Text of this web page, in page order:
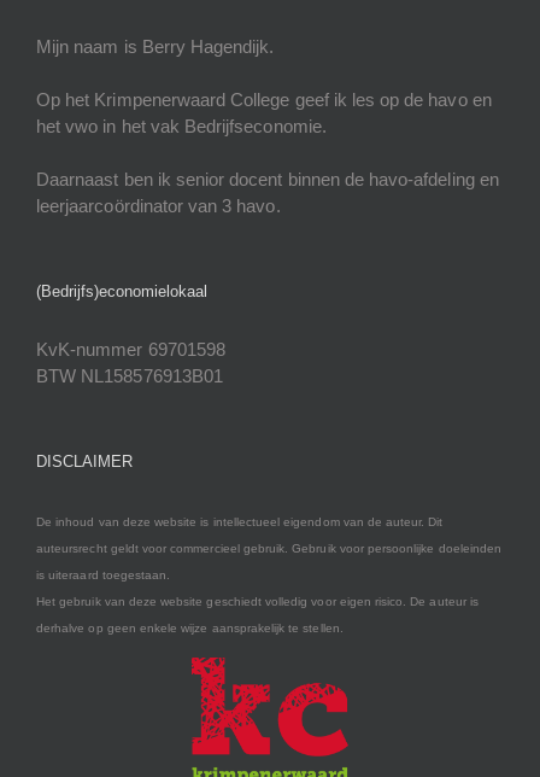
Mijn naam is Berry Hagendijk.
Op het Krimpenerwaard College geef ik les op de havo en
het vwo in het vak Bedrijfseconomie.
Daarnaast ben ik senior docent binnen de havo-afdeling en
leerjaarcoördinator van 3 havo.
(Bedrijfs)economielokaal
KvK-nummer 69701598
BTW NL158576913B01
DISCLAIMER
De inhoud van deze website is intellectueel eigendom van de auteur. Dit
auteursrecht geldt voor commercieel gebruik. Gebruik voor persoonlijke doeleinden
is uiteraard toegestaan.
Het gebruik van deze website geschiedt volledig voor eigen risico. De auteur is
derhalve op geen enkele wijze aansprakelijk te stellen.